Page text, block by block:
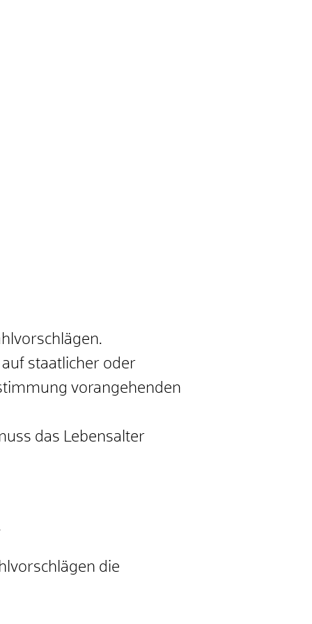
staatlicher oder
vorangehenden
das Lebensalter
die